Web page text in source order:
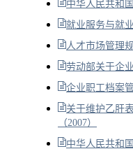
中华人民共和
就业服务与就
人才市场管理
劳动部关于企
企业职工档案
关于维护乙肝
（2007）
中华人民共和